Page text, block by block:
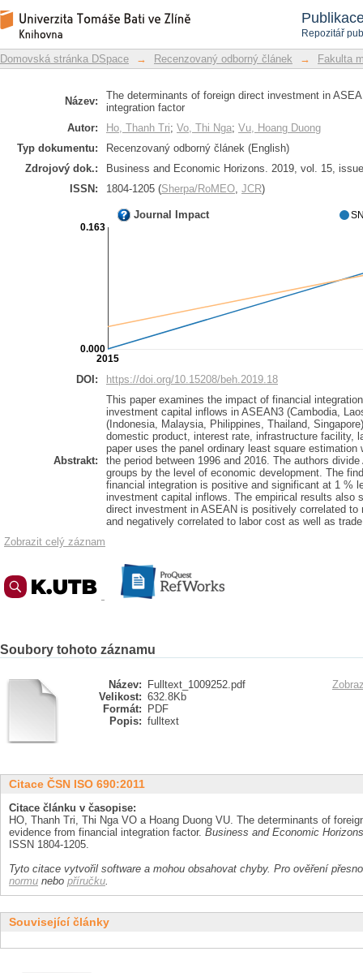
Repozitář
The determinants of foreign direct
financial integration factor
Repozitář DSpace/Manakin
Domovská stránka DSpace → Recenzovaný odborný článek → Fakulta
Název:
The determinants of foreign direct investment in
integration factor
Autor:
Ho, Thanh Tri; Vo, Thi Nga; Vu, Hoang Duong
Typ dokumentu:
Recenzovaný odborný článek (English)
Zdrojový dok.:
Business and Economic Horizons. 2019, vol. 15,
ISSN:
1804-1205 (Sherpa/RoMEO, JCR)
Journal Impact
2015
0.000
0.163
DOI: https://doi.org/10.15208/beh.2019.18
Abstrakt:
This paper examines the impact of financial
investment capital inflows in ASEAN3 (Cambodia,
(Indonesia, Malaysia, Philippines, Thailand,
domestic product, interest rate, infrastructure facility,
paper uses the panel ordinary least square
the period between 1996 and 2016. The authors
groups by the level of economic development. The
financial integration is positive and significant at 1 %
investment capital inflows. The empirical results also
direct investment in ASEAN is positively correlated
and negatively correlated to labor cost as well as
Zobrazit celý záznam
Soubory tohoto záznamu
Název:
Fulltext_1009252.pdf
Velikost: 632.8Kb
Formát:
PDF
Popis: fulltext
Citace ČSN ISO 690:2011
Citace článku v časopise:
HO, Thanh Tri, Thi Nga VO a Hoang Duong VU. The determinants of
evidence from financial integration factor. Business and Economic Horizons
ISSN 1804-1205.
Tyto citace vytvořil software a mohou obsahovat chyby. Pro ověření
normu nebo příručku.
Související články